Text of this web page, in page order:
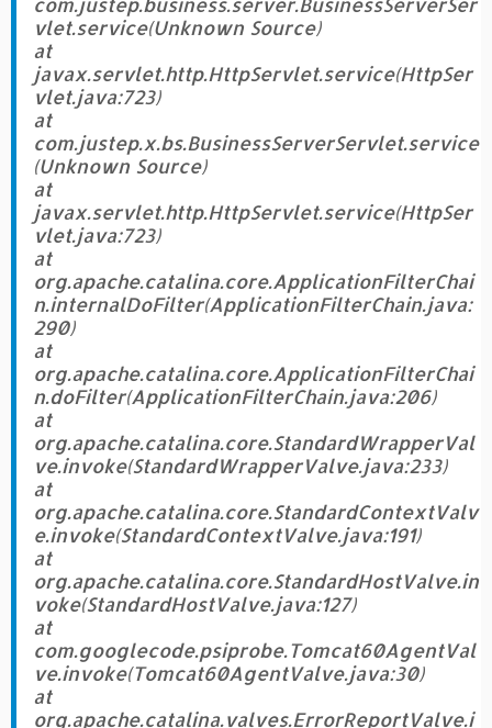
vlet.service(Unknown Source)
at
javax.servlet.http.HttpServlet.service(HttpSer
vlet.java:723)
at
com.justep.x.bs.BusinessServerServlet.service
(Unknown Source)
at
javax.servlet.http.HttpServlet.service(HttpSer
vlet.java:723)
at
org.apache.catalina.core.ApplicationFilterChai
n.internalDoFilter(ApplicationFilterChain.java:
290)
at
org.apache.catalina.core.ApplicationFilterChai
n.doFilter(ApplicationFilterChain.java:206)
at
org.apache.catalina.core.StandardWrapperVal
ve.invoke(StandardWrapperValve.java:233)
at
org.apache.catalina.core.StandardContextValv
e.invoke(StandardContextValve.java:191)
at
org.apache.catalina.core.StandardHostValve.in
voke(StandardHostValve.java:127)
at
com.googlecode.psiprobe.Tomcat60AgentVal
ve.invoke(Tomcat60AgentValve.java:30)
at
org.apache.catalina.valves.ErrorReportValve.i